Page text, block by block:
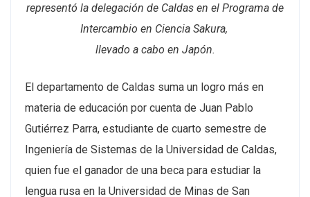
representó la delegación de Caldas en el Programa de
Intercambio en Ciencia Sakura,
llevado a cabo en Japón.
El departamento de Caldas suma un logro más en
materia de educación por cuenta de Juan Pablo
Gutiérrez Parra, estudiante de cuarto semestre de
Ingeniería de Sistemas de la Universidad de Caldas,
quien fue el ganador de una beca para estudiar la
lengua rusa en la Universidad de Minas de San